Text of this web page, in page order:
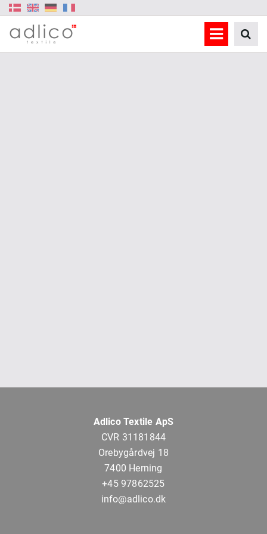
Adlico Textile ApS
CVR 31181844
Orebygårdvej 18
7400 Herning
+45 97862525
info@adlico.dk